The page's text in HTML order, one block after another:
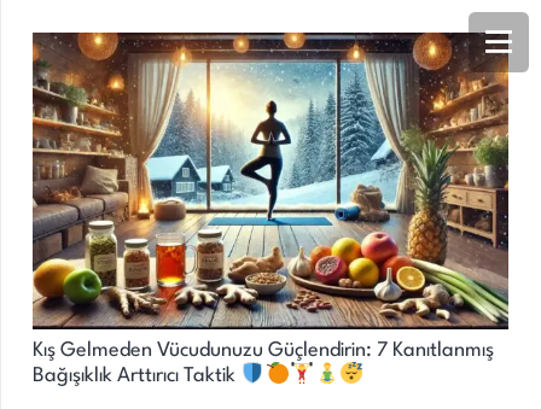
Kış Gelmeden Vücudunuzu Güçlendirin: 7 Kanıtlanmış
Bağışıklık Arttırıcı Taktik